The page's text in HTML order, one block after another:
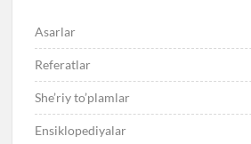
Asarlar
Referatlar
She’riy to’plamlar
Ensiklopediyalar